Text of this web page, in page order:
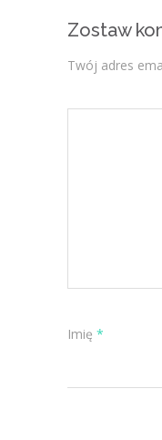
Zostaw
Twój adres
Imię *